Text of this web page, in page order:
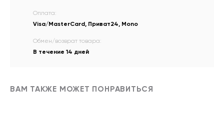
Оплата:
Visa/MasterCard, Приват24, Mono
Обмен/возврат товара:
В течение 14 дней
ВАМ ТАКЖЕ МОЖЕТ ПОНРАВИТЬСЯ